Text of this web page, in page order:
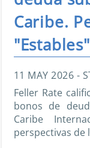
Caribe.
11 MAY 2026 -
Feller Rate
bonos de
Caribe
perspectivas de